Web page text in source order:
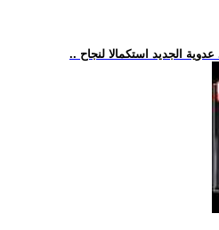
الجديد استكمالا لنجاح